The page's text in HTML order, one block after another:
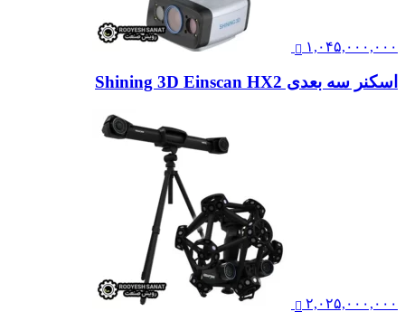
۱,۰۴۵,۰۰۰,۰۰۰
اسکنر سه بعدی Shining 3D Einscan HX2
۲,۰۲۵,۰۰۰,۰۰۰